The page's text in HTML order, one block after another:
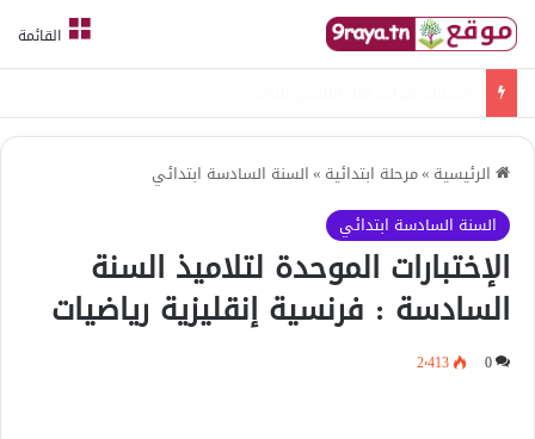
القائمة
الرئيسية »مرحلة ابتدائية »السنة السادسة ابتدائي
السنة السادسة ابتدائي
الإختبارات الموحدة لتلاميذ السنة
السادسة : فرنسية إنقليزية رياضيات
0 2٬413